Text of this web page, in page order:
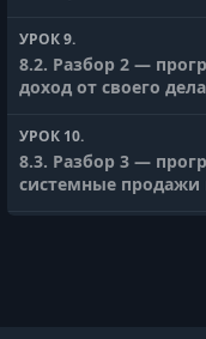
УРОК 9.
8.2. Разбор 2 —
доход от своего
УРОК 10.
8.3. Разбор 3 —
системные продажи